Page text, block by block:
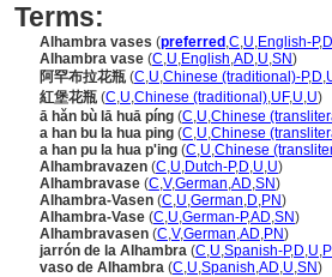
Terms:
Alhambra vases (preferred ,C,U,English-P,D
Alhambra vase (C,U,English,AD,U,SN)
阿罕布拉花瓶 (C,U,Chinese (traditional)-P,D,
紅堡花瓶 (C,U,Chinese (traditional),UF,U,U)
ā hǎn bù lā huā píng (C,U,Chinese
a han bu la hua ping (C,U,Chinese
a han pu la hua p'ing (C,U,Chinese
Alhambravazen (C,U,Dutch-P,D,U,U)
Alhambravase (C,V,German,AD,SN)
Alhambra-Vasen (C,U,German,D,PN)
Alhambra-Vase (C,U,German-P,AD,SN)
Alhambravasen (C,V,German,AD,PN)
jarrón de la Alhambra (C,U,Spanish-P,D,U,
vaso de Alhambra (C,U,Spanish,AD,U,SN)